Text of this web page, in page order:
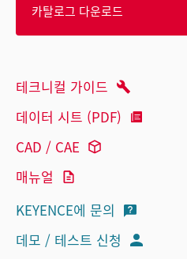
카탈로그 다운로드
테크니컬 가이드
데이터 시트 (PDF)
CAD / CAE
매뉴얼
KEYENCE에 문의
데모 / 테스트 신청